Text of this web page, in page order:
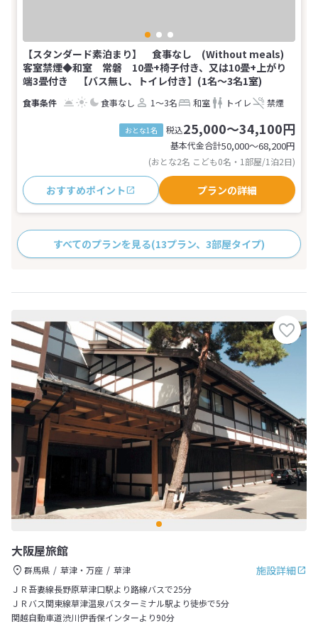
【スタンダード素泊まり】 食事なし (Without meals)
客室禁煙◆和室 常磐 10畳+椅子付き、又は10畳+上がり
端3畳付き 【バス無し、トイレ付き】(1名～3名1室)
食事なし 1～3名 和室 トイレ 禁煙
おとな1名 税込25,000～34,100円
基本代金合計50,000〜68,200円
(おとな2名 こども0名・1部屋/1泊2日)
おすすめポイント プランの詳細
すべてのプランを見る(13プラン、3部屋タイプ)
大阪屋旅館
施設詳細
群馬県 草津・万座
草津
ＪＲ吾妻線長野原草津口駅より路線バスで25分
ＪＲバス関東線草津温泉バスターミナル駅より徒歩で5分
関越自動車道渋川伊香保インターより90分